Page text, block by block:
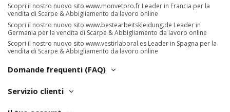
Scopri il nostro nuovo sito www.monvetpro.fr Leader in Francia per la
vendita di Scarpe & Abbigliamento da lavoro online
Scopri il nostro nuovo sito www.bestearbeitskleidung.de Leader in
Germania per la vendita di Scarpe & Abbigliamento da lavoro online
Scopri il nostro nuovo sito www.vestirlaboral.es Leader in Spagna per la
vendita di Scarpe & Abbigliamento da lavoro online
Domande frequenti (FAQ)
Servizio clienti